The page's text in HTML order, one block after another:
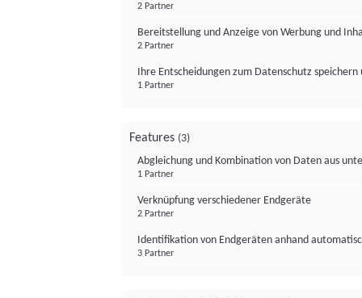
2 Partner
Bereitstellung und Anzeige von Werbung und
2 Partner
Ihre Entscheidungen zum Datenschutz
1 Partner
Features (3)
Abgleichung und Kombination von Daten aus
1 Partner
Verknüpfung verschiedener Endgeräte
2 Partner
Identifikation von Endgeräten anhand
3 Partner